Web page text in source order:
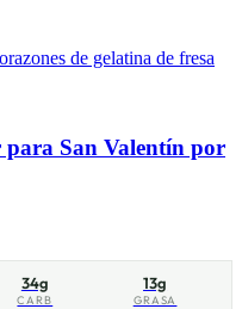
para San Valentín por
34g
CARB
13g
GRASA